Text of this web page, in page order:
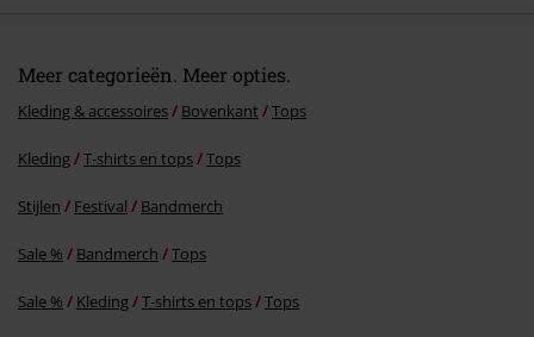
Meer categorieën. Meer opties.
Kleding & accessoires Bovenkant Tops
Kleding T-shirts en tops Tops
Stijlen Festival Bandmerch
Sale % Bandmerch Tops
Sale % Kleding T-shirts en tops Tops